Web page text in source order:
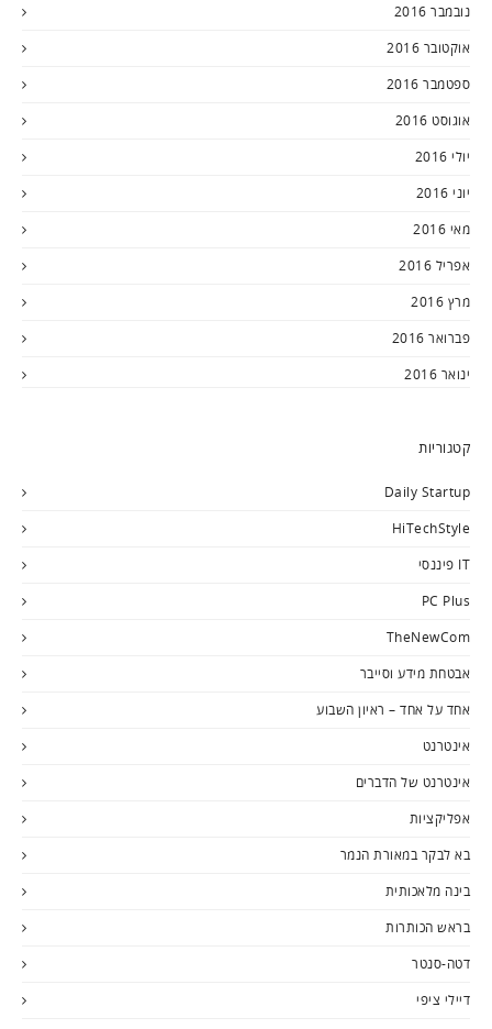
נובמבר 2016
אוקטובר 2016
ספטמבר 2016
אוגוסט 2016
יולי 2016
יוני 2016
מאי 2016
אפריל 2016
מרץ 2016
פברואר 2016
ינואר 2016
קטגוריות
Daily Startup
HiTechStyle
IT פיננסי
PC Plus
TheNewCom
אבטחת מידע וסייבר
אחד על אחד – ראיון השבוע
אינטרנט
אינטרנט של הדברים
אפליקציות
בא לבקר במאורת הנמר
בינה מלאכותית
בראש הכותרות
דטה-סנטר
דיילי ציפי